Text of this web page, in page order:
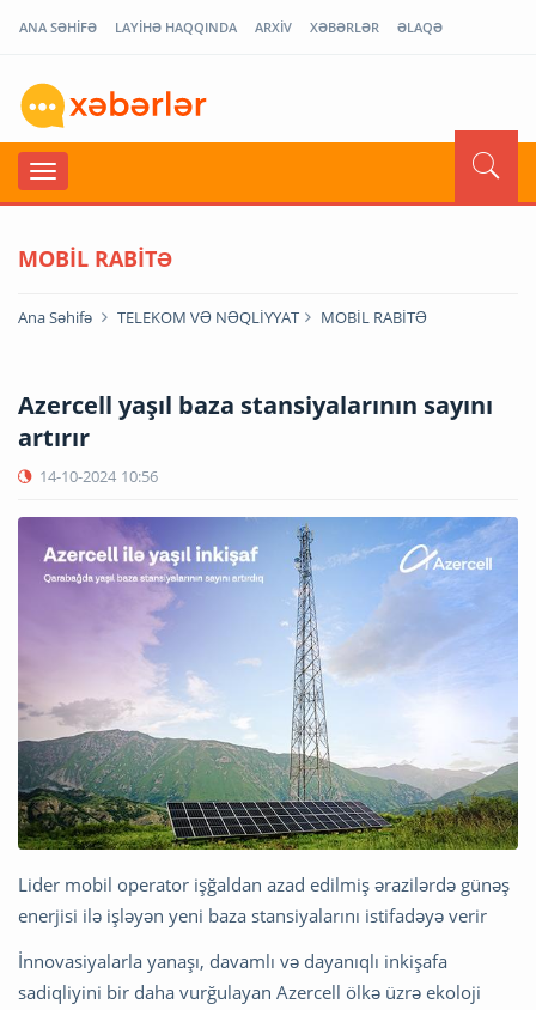
ANA SƏHİFƏ LAYİHƏ HAQQINDA ARXİV XƏBƏRLƏR ƏLAQƏ
MOBİL RABİTƏ
Ana Səhifə TELEKOM VƏ NƏQLİYYAT MOBİL RABİTƏ
Azercell yaşıl baza stansiyalarının sayını
artırır
14-10-2024 10:56
Lider mobil operator işğaldan azad edilmiş ərazilərdə günəş
enerjisi ilə işləyən yeni baza stansiyalarını istifadəyə verir
İnnovasiyalarla yanaşı, davamlı və dayanıqlı inkişafa
sadiqliyini bir daha vurğulayan Azercell ölkə üzrə ekoloji